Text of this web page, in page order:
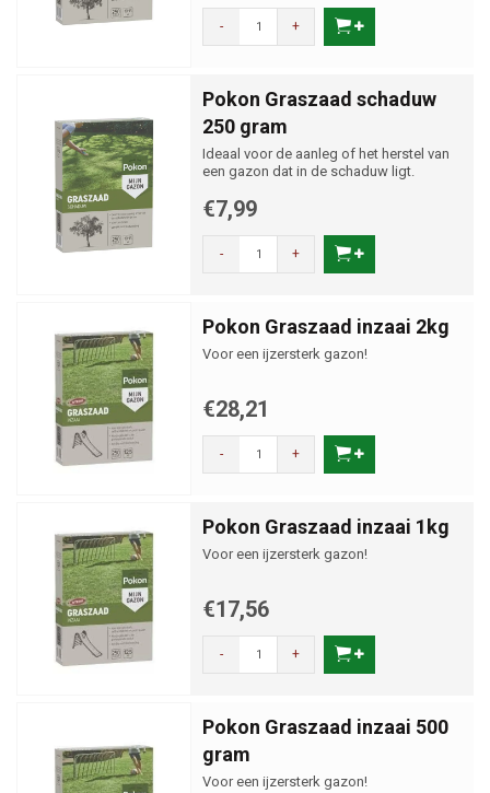
- +
Pokon Graszaad schaduw
250 gram
Ideaal voor de aanleg of het herstel van
een gazon dat in de schaduw ligt.
€7,99
- +
Pokon Graszaad inzaai 2kg
Voor een ijzersterk gazon!
€28,21
- +
Pokon Graszaad inzaai 1kg
Voor een ijzersterk gazon!
€17,56
- +
Pokon Graszaad inzaai 500
gram
Voor een ijzersterk gazon!